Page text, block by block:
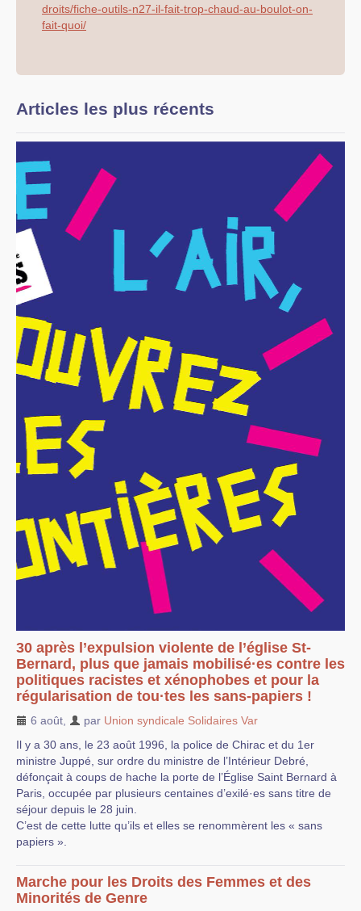
droits/fiche-outils-n27-il-fait-trop-chaud-au-boulot-on-
fait-quoi/
Articles les plus récents
30 après l’expulsion violente de l’église St-
Bernard, plus que jamais mobilisé·es contre les
politiques racistes et xénophobes et pour la
régularisation de tou·tes les sans-papiers !
6 août par Union syndicale Solidaires Var
Il y a 30 ans, le 23 août 1996, la police de Chirac et du 1er
ministre Juppé, sur ordre du ministre de l’Intérieur Debré,
défonçait à coups de hache la porte de l’Église Saint Bernard à
Paris, occupée par plusieurs centaines d’exilé·es sans titre de
séjour depuis le 28 juin.
C’est de cette lutte qu’ils et elles se renommèrent les « sans
papiers ».
Marche pour les Droits des Femmes et des
Minorités de Genre